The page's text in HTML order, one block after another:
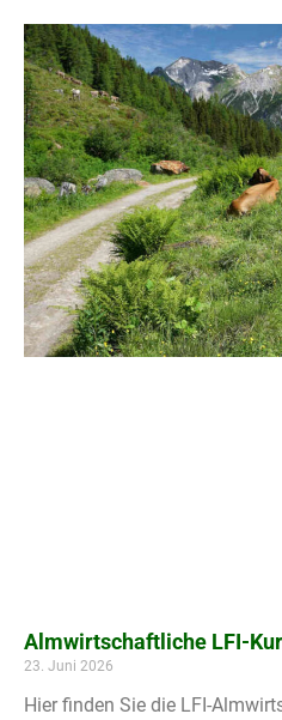
Almwirtschaftliche LFI-
23. Juni 2026
Hier finden Sie die LFI-